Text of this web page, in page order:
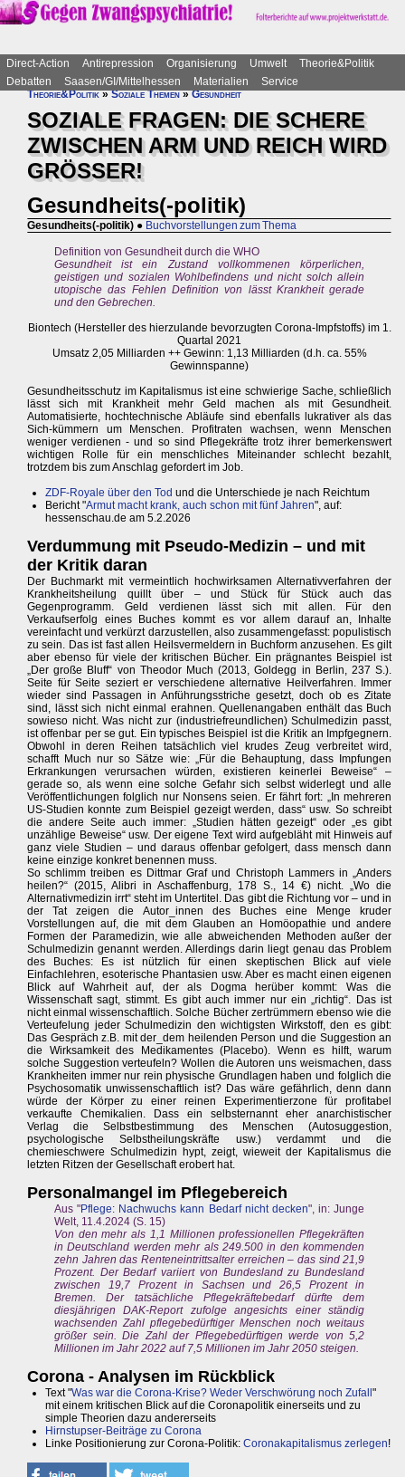
Direct-Action Antirepression Organisierung Umwelt
Theorie&Politik
Debatten
Saasen/GI/Mittelhessen Materialien
Service
Theorie&Politik»Soziale Themen»Gesundheit
SOZIALE FRAGEN: DIE SCHERE
ZWISCHEN ARM UND REICH WIRD
GRÖSSER!
Gesundheits(-politik)
Gesundheits(-politik) ● Buchvorstellungen zum Thema
Definition von Gesundheit durch die WHO
Gesundheit ist ein Zustand vollkommenen körperlichen,
geistigen und sozialen Wohlbefindens und nicht solch allein
utopische das Fehlen Definition von lässt Krankheit gerade
und den Gebrechen.
Biontech (Hersteller des hierzulande bevorzugten Corona-Impfstoffs) im 1.
Quartal 2021
Umsatz 2,05 Milliarden ++ Gewinn: 1,13 Milliarden (d.h. ca. 55%
Gewinnspanne)
Gesundheitsschutz im Kapitalismus ist eine schwierige Sache, schließlich
lässt sich mit Krankheit mehr Geld machen als mit Gesundheit.
Automatisierte, hochtechnische Abläufe sind ebenfalls lukrativer als das
Sich-kümmern um Menschen. Profitraten wachsen, wenn Menschen
weniger verdienen - und so sind Pflegekräfte trotz ihrer bemerkenswert
wichtigen Rolle für ein menschliches Miteinander schlecht bezahlt,
trotzdem bis zum Anschlag gefordert im Job.
ZDF-Royale über den Tod und die Unterschiede je nach Reichtum
Bericht "Armut macht krank, auch schon mit fünf Jahren", auf:
hessenschau.de am 5.2.2026
Verdummung mit Pseudo-Medizin – und mit
der Kritik daran
Der Buchmarkt mit vermeintlich hochwirksamen Alternativverfahren der
Krankheitsheilung quillt über – und Stück für Stück auch das
Gegenprogramm. Geld verdienen lässt sich mit allen. Für den
Verkaufserfolg eines Buches kommt es vor allem darauf an, Inhalte
vereinfacht und verkürzt darzustellen, also zusammengefasst: populistisch
zu sein. Das ist fast allen Heilsvermeldern in Buchform anzusehen. Es gilt
aber ebenso für viele der kritischen Bücher. Ein prägnantes Beispiel ist
„Der große Bluff“ von Theodor Much (2013, Goldegg in Berlin, 237 S.).
Seite für Seite seziert er verschiedene alternative Heilverfahren. Immer
wieder sind Passagen in Anführungsstriche gesetzt, doch ob es Zitate
sind, lässt sich nicht einmal erahnen. Quellenangaben enthält das Buch
sowieso nicht. Was nicht zur (industriefreundlichen) Schulmedizin passt,
ist offenbar per se gut. Ein typisches Beispiel ist die Kritik an Impfgegnern.
Obwohl in deren Reihen tatsächlich viel krudes Zeug verbreitet wird,
schafft Much nur so Sätze wie: „Für die Behauptung, dass Impfungen
Erkrankungen verursachen würden, existieren keinerlei Beweise“ –
gerade so, als wenn eine solche Gefahr sich selbst widerlegt und alle
Veröffentlichungen folglich nur Nonsens seien. Er fährt fort: „In mehreren
US-Studien konnte zum Beispiel gezeigt werden, dass“ usw. So schreibt
die andere Seite auch immer: „Studien hätten gezeigt“ oder „es gibt
unzählige Beweise“ usw. Der eigene Text wird aufgebläht mit Hinweis auf
ganz viele Studien – und daraus offenbar gefolgert, dass mensch dann
keine einzige konkret benennen muss.
So schlimm treiben es Dittmar Graf und Christoph Lammers in „Anders
heilen?“ (2015, Alibri in Aschaffenburg, 178 S., 14 €) nicht. „Wo die
Alternativmedizin irrt“ steht im Untertitel. Das gibt die Richtung vor – und in
der Tat zeigen die Autor_innen des Buches eine Menge kruder
Vorstellungen auf, die mit dem Glauben an Homöopathie und andere
Formen der Paramedizin, wie alle abweichenden Methoden außer der
Schulmedizin genannt werden. Allerdings darin liegt genau das Problem
des Buches: Es ist nützlich für einen skeptischen Blick auf viele
Einfachlehren, esoterische Phantasien usw. Aber es macht einen eigenen
Blick auf Wahrheit auf, der als Dogma herüber kommt: Was die
Wissenschaft sagt, stimmt. Es gibt auch immer nur ein „richtig“. Das ist
nicht einmal wissenschaftlich. Solche Bücher zertrümmern ebenso wie die
Verteufelung jeder Schulmedizin den wichtigsten Wirkstoff, den es gibt:
Das Gespräch z.B. mit der_dem heilenden Person und die Suggestion an
die Wirksamkeit des Medikamentes (Placebo). Wenn es hilft, warum
solche Suggestion verteufeln? Wollen die Autoren uns weismachen, dass
Krankheiten immer nur rein physische Grundlagen haben und folglich die
Psychosomatik unwissenschaftlich ist? Das wäre gefährlich, denn dann
würde der Körper zu einer reinen Experimentierzone für profitabel
verkaufte Chemikalien. Dass ein selbsternannt eher anarchistischer
Verlag die Selbstbestimmung des Menschen (Autosuggestion,
psychologische Selbstheilungskräfte usw.) verdammt und die
chemieschwere Schulmedizin hypt, zeigt, wieweit der Kapitalismus die
letzten Ritzen der Gesellschaft erobert hat.
Personalmangel im Pflegebereich
Aus "Pflege: Nachwuchs kann Bedarf nicht decken", in: Junge
Welt, 11.4.2024 (S. 15)
Von den mehr als 1,1 Millionen professionellen Pflegekräften
in Deutschland werden mehr als 249.500 in den kommenden
zehn Jahren das Renteneintrittsalter erreichen – das sind 21,9
Prozent. Der Bedarf variiert von Bundesland zu Bundesland
zwischen 19,7 Prozent in Sachsen und 26,5 Prozent in
Bremen. Der tatsächliche Pflegekräftebedarf dürfte dem
diesjährigen DAK-Report zufolge angesichts einer ständig
wachsenden Zahl pflegebedürftiger Menschen noch weitaus
größer sein. Die Zahl der Pflegebedürftigen werde von 5,2
Millionen im Jahr 2022 auf 7,5 Millionen im Jahr 2050 steigen.
Corona - Analysen im Rückblick
Text "Was war die Corona-Krise? Weder Verschwörung noch Zufall "
mit einem kritischen Blick auf die Coronapolitik einerseits und zu
simple Theorien dazu andererseits
Hirnstupser-Beiträge zu Corona
Linke Positionierung zur Corona-Politik: Coronakapitalismus zerlegen!